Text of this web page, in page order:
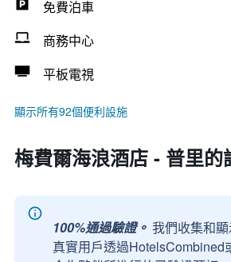
免費泊車
商務中心
平板電視
顯示所有92個便利設施
梅費爾海浪酒店 - 普里的
100%通過驗證。 我們收集和
真實用戶透過HotelsCombined